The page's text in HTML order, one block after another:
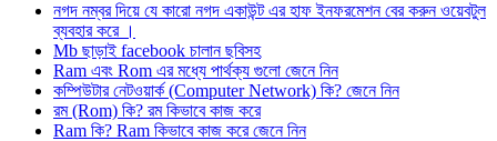
নগদ নম্বর দিয়ে যে কারো নগদ একাউন্ট এর হাফ ইনফরমেশন বের করুন ওয়েবটুল
ব্যবহার করে ।
Mb ছাড়াই facebook চালান ছবিসহ
Ram এবং Rom এর মধ্যে পার্থক্য গুলো জেনে নিন
কম্পিউটার নেটওয়ার্ক (Computer Network) কি? জেনে নিন
রম (Rom) কি? রম কিভাবে কাজ করে
Ram কি? Ram কিভাবে কাজ করে জেনে নিন